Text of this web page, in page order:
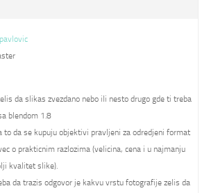
da slikas zvezdano nebo ili nesto drugo gde ti treba
blendom 1.8
to da se kupuju objektivi pravljeni za odredjeni format
o prakticnim razlozima (velicina, cena i u najmanju
kvalitet slike).
da trazis odgovor je kakvu vrstu fotografije zelis da